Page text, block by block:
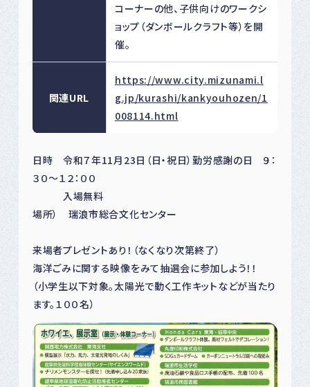
コーナーの他、子供向けのワークシ
ョップ（ダンボールクラフト等）を開
催。
関連URL
https://www.city.mizunami.l
g.jp/kurashi/kankyouhozen/1
008114.html
日時 令和７年11月23日（日・祝日）勤労感謝の日 ９：
３０～１２：００
入場無料
場所） 瑞浪市総合文化センター
来場者プレゼントあり！（なくなり次第終了）
海洋ごみに関する映像をみて抽選会に参加しよう！！
（小学生以下対象。太陽光で動く工作キットなどが当たり
ます。１００名）